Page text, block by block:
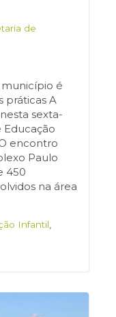
de
é
práticas A
sexta-
Educação
encontro
Paulo
450
na área
Infantil